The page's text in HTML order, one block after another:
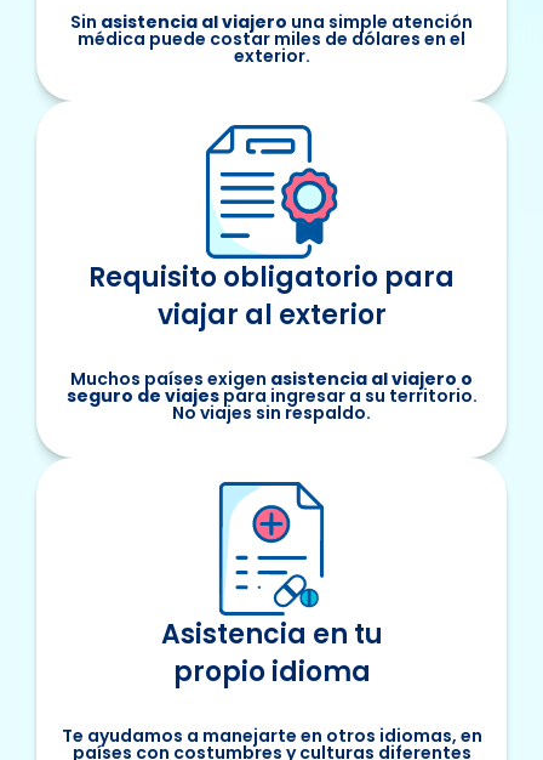
Sin asistencia al viajero una simple atención
médica puede costar miles de dólares en el
exterior.
Requisito obligatorio para
viajar al exterior
Muchos países exigen asistencia al viajero o
seguro de viajespara ingresar a su territorio.
No viajes sin respaldo.
Asistencia en tu
propio idioma
Te ayudamos a manejarte en otros idiomas, en
países con costumbres y culturas diferentes